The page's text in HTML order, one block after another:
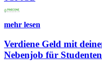
mehr lesen
Verdiene Geld mit
Nebenjob für